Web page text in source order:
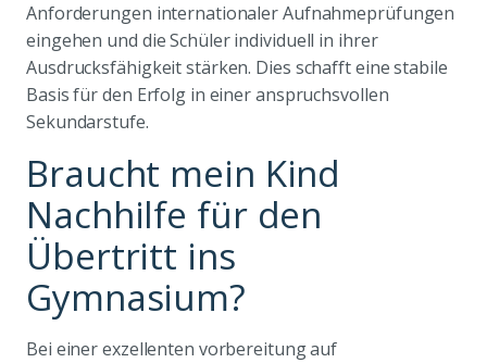
Anforderungen internationaler Aufnahmeprüfungen
eingehen und die Schüler individuell in ihrer
Ausdrucksfähigkeit stärken. Dies schafft eine stabile
Basis für den Erfolg in einer anspruchsvollen
Sekundarstufe.
Braucht mein Kind
Nachhilfe für den
Übertritt ins
Gymnasium?
Bei einer exzellenten vorbereitung auf